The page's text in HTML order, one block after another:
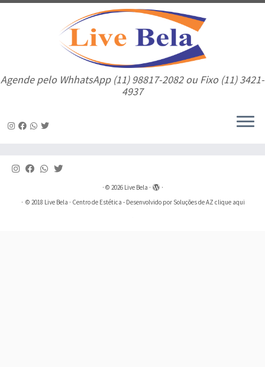
Agende pelo WhhatsApp (11) 98817-2082 ou Fixo (11) 3421-
4937
· © 2026 Live Bela ·
·
· © 2018 Live Bela · Centro de Estética - Desenvolvido por Soluções de AZ clique aqui